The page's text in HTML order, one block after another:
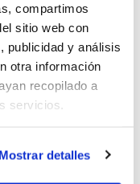
compartimos
sitio web con
publicidad y análisis
otra información
recopilado a
servicios.
Mostrar detalles
la primera en
partidos el mismo
Islas Baleares, y
Mientras, la
categoría Especial